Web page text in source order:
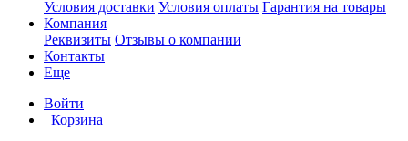
Условия доставки Условия оплаты Гарантия на товары
Компания
Реквизиты Отзывы о компании
Контакты
Еще
Войти
Корзина